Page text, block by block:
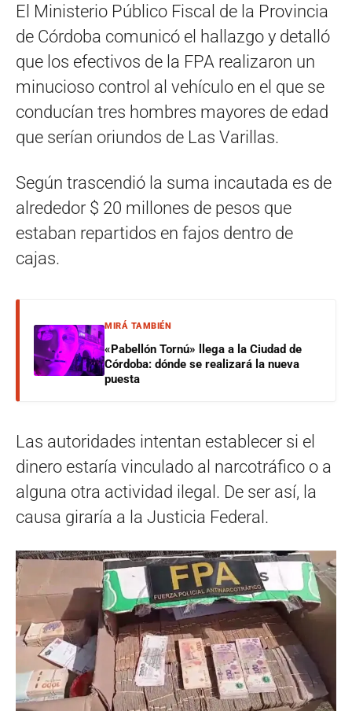
El Ministerio Público Fiscal de la Provincia
de Córdoba comunicó el hallazgo y detalló
que los efectivos de la FPA realizaron un
minucioso control al vehículo en el que se
conducían tres hombres mayores de edad
que serían oriundos de Las Varillas.
Según trascendió la suma incautada es de
alrededor $ 20 millones de pesos que
estaban repartidos en fajos dentro de
cajas.
MIRÁ TAMBIÉN
«Pabellón Tornú» llega a la Ciudad de
Córdoba: dónde se realizará la nueva
puesta
Las autoridades intentan establecer si el
dinero estaría vinculado al narcotráfico o a
alguna otra actividad ilegal. De ser así, la
causa giraría a la Justicia Federal.